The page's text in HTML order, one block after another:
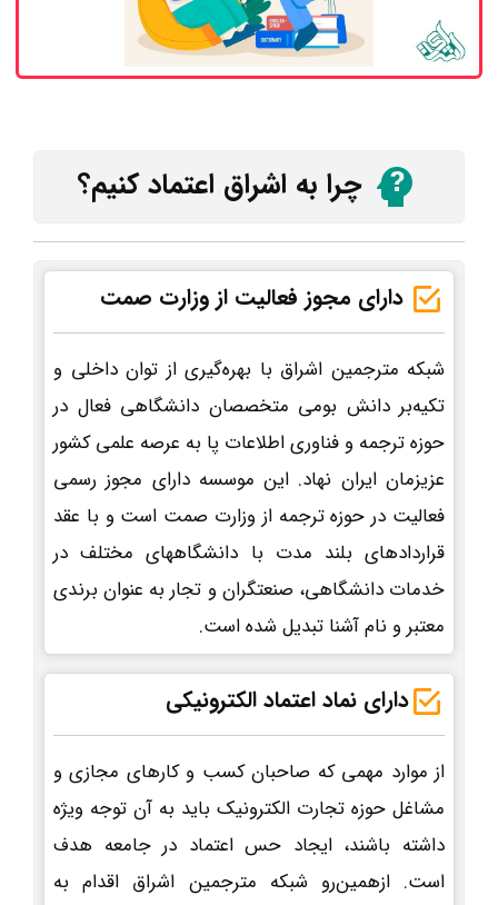
چرا به اشراق اعتماد کنیم؟
دارای مجوز فعالیت از وزارت صمت
شبکه مترجمین اشراق با بهره‌گیری از توان داخلی و
تکیه‌بر دانش بومی متخصصان دانشگاهی فعال در
حوزه ترجمه و فناوری اطلاعات پا به عرصه علمی کشور
عزیزمان ایران نهاد. این موسسه دارای مجوز رسمی
فعالیت در حوزه ترجمه از وزارت صمت است و با عقد
قراردادهای بلند مدت با دانشگاههای مختلف در
خدمات دانشگاهی، صنعتگران و تجار به عنوان برندی
معتبر و نام آشنا تبدیل شده است.
دارای نماد اعتماد الکترونیکی
از موارد مهمی که صاحبان کسب و کارهای مجازی و
مشاغل حوزه تجارت الکترونیک باید به آن توجه ویژه
داشته باشند، ایجاد حس اعتماد در جامعه هدف
است. ازهمین‌رو شبکه مترجمین اشراق اقدام به